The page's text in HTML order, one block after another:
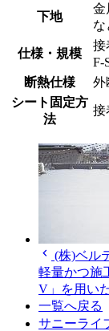
下地
金
な
仕様・規模
接
F-
断熱仕様
外
シート固定方
法
接
chevron_left (株)ベル
軽量かつ施
V」を用い
一覧へ戻る
サニーライ